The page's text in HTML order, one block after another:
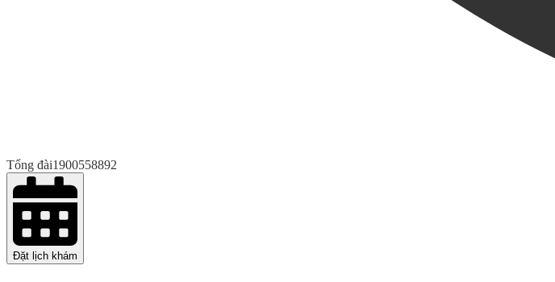
Tổng đài1900558892
Đặt lịch khám